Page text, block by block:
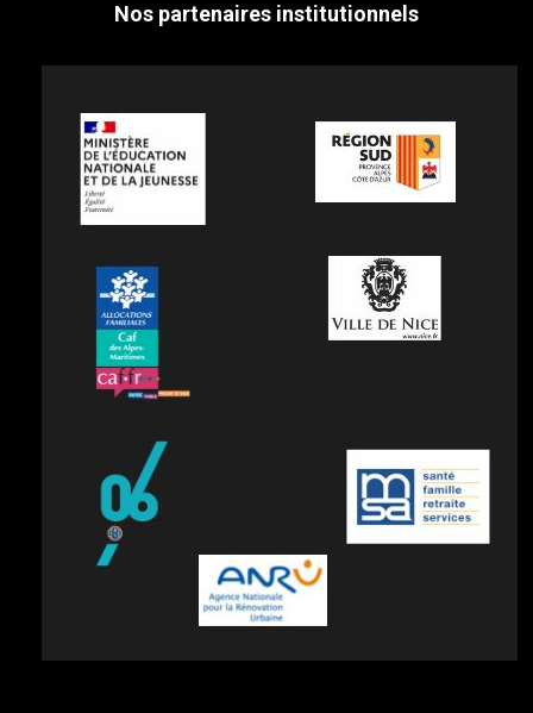
Nos partenaires institutionnels